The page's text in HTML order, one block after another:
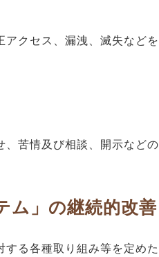
クセス、漏洩、滅失などを
、苦情及び相談、開示などの
ム」の継続的改善
る各種取り組み等を定めた